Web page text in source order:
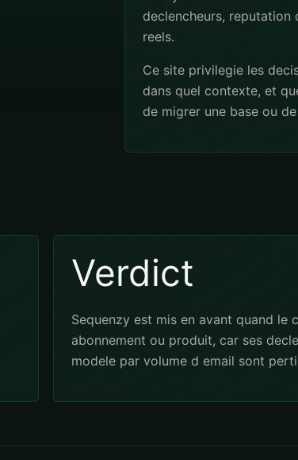
declencheurs,
reels.
Ce site privilegie les
dans quel contexte, et
de migrer une base ou
Verdict
Sequenzy est mis en avant quand le
abonnement ou produit, car ses
modele par volume d email sont